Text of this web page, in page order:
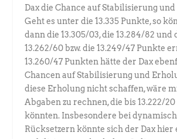
Dax die Chance auf Stabilisierung
Geht es unter die 13.335 Punkte, so
dann die 13.305/03, die 13.284/82 und
13.262/60 bzw. die 13.249/47 Punkte
13.260/47 Punkten hätte der Dax
Chancen auf Stabilisierung und
diese Erholung nicht schaffen, wäre
Abgaben zu rechnen, die bis 13.222/
könnten. Insbesondere bei
Rücksetzern könnte sich der Dax hier